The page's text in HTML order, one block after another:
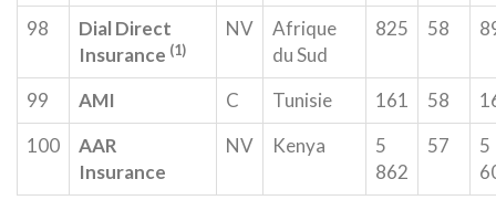
98
Dial Direct
Insurance (1)
NV
Afrique
du Sud
825 58
99 AMI C Tunisie 161 58
100
AAR
Insurance
NV Kenya
5
862
57
5